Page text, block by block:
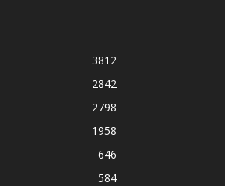
3812
2842
2798
1958
646
584